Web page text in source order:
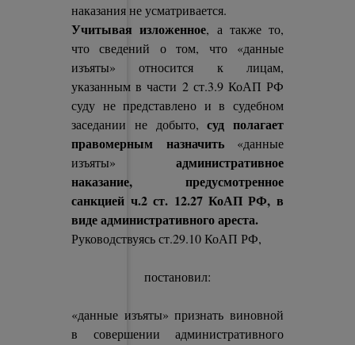
наказания не усматривается.
Учитывая изложенное, а также то,
что сведений о том, что «данные
изъяты» относится к лицам,
указанным в части 2 ст.3.9 КоАП РФ
суду не представлено и в судебном
заседании не добыто,суд полагает
правомерным назначить«данные
изъяты» административное
наказание, предусмотренное
санкцией ч.2 ст. 12.27 КоАП РФ, в
виде административного ареста.
Руководствуясь ст.29.10 КоАП РФ,
постановил:
«данные изъяты» признать виновной
в совершении административного